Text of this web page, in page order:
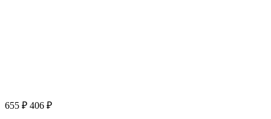
655 ₽ 406 ₽